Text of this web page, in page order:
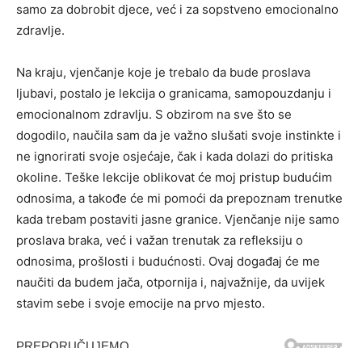
samo za dobrobit djece, već i za sopstveno emocionalno
zdravlje.
Na kraju, vjenčanje koje je trebalo da bude proslava
ljubavi, postalo je lekcija o granicama, samopouzdanju i
emocionalnom zdravlju. S obzirom na sve što se
dogodilo, naučila sam da je važno slušati svoje instinkte i
ne ignorirati svoje osjećaje, čak i kada dolazi do pritiska
okoline. Teške lekcije oblikovat će moj pristup budućim
odnosima, a takođe će mi pomoći da prepoznam trenutke
kada trebam postaviti jasne granice. Vjenčanje nije samo
proslava braka, već i važan trenutak za refleksiju o
odnosima, prošlosti i budućnosti. Ovaj događaj će me
naučiti da budem jača, otpornija i, najvažnije, da uvijek
stavim sebe i svoje emocije na prvo mjesto.